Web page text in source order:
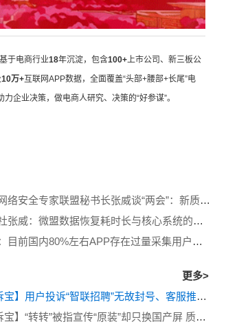
于电商行业18年沉淀，包含100+上市公司、新三板公
10万+互联网APP数据，全面覆盖“头部+腰部+长尾”电
企业决策，做电商人研究、决策的“好参谋”。
企业网络安全专家联盟秘书长张威谈“两会”：新质生产力驱动下的科技与产业变革趋势
网经社张威：微盟数据恢复耗时长与核心系统的容灾机制等缺失有关
张威：目前国内80%左右APP存在过量采集用户信息问题
更多>
【电诉宝】用户投诉“智联招聘”无故封号、客服推诿半年拒不退费
【电诉宝】“转转”被指宣传“原装”却只换国产屏 质保期内拒不履行售后义务